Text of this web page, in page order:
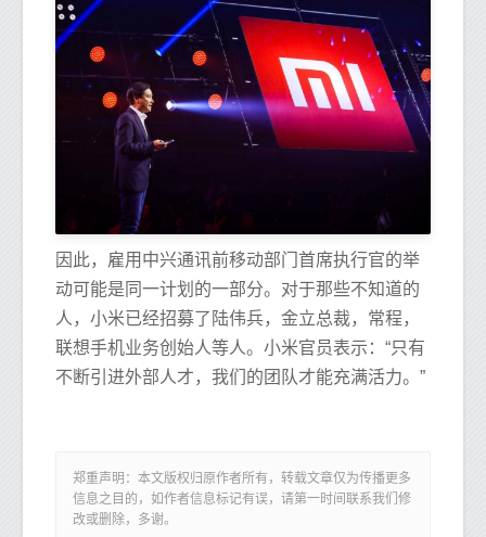
因此，雇用中兴通讯前移动部门首席执行官的举
动可能是同一计划的一部分。对于那些不知道的
人，小米已经招募了陆伟兵，金立总裁，常程，
联想手机业务创始人等人。小米官员表示：“只有
不断引进外部人才，我们的团队才能充满活力。”
郑重声明：本文版权归原作者所有，转载文章仅为传播更多
信息之目的，如作者信息标记有误，请第一时间联系我们修
改或删除，多谢。